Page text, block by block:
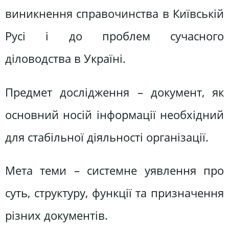
виникнення справочинства в Київській
Русі і до проблем сучасного
діловодства в Україні.
Предмет дослідження – документ, як
основний носій інформації необхідний
для стабільної діяльності організації.
Мета теми – системне уявлення про
суть, структуру, функції та призначення
різних документів.